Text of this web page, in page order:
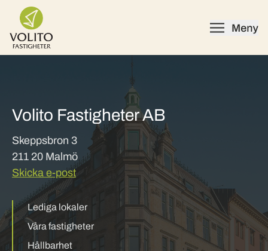
Skip to content
Volito Fastigheter AB
Skeppsbron 3
211 20 Malmö
Skicka e-post
Lediga lokaler
Våra fastigheter
Hållbarhet